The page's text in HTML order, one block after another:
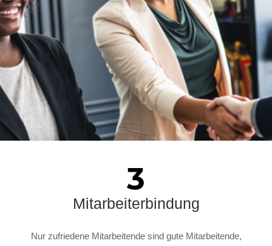
3
Mitarbeiterbindung
Nur zufriedene Mitarbeitende sind gute Mitarbeitende,